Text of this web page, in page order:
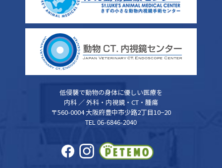
低侵襲で動物の身体に優しい医療を
内科 ／ 外科・内視鏡・CT・腫瘍
〒560-0004 大阪府豊中市少路2丁目10−20
TEL 06-6846-2040